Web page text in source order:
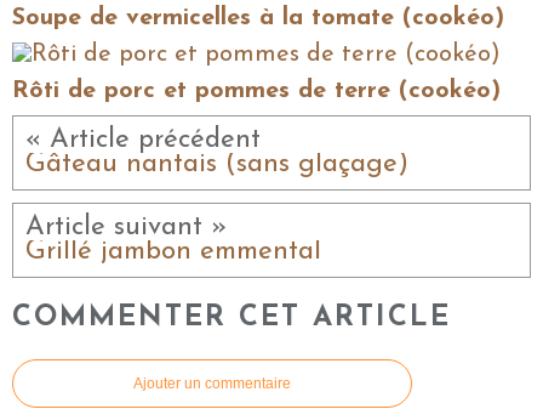
Soupe de vermicelles à la tomate (cookéo)
Rôti de porc et pommes de terre (cookéo)
« Article précédent
Gâteau nantais (sans glaçage)
Article suivant »
Grillé jambon emmental
COMMENTER CET ARTICLE
Ajouter un commentaire